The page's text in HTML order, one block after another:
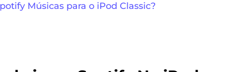
Músicas para o iPod Classic?